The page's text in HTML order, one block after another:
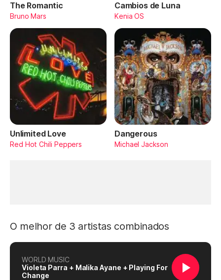
The Romantic
Bruno Mars
Cambios de Luna
Kenia OS
Unlimited Love
Red Hot Chili Peppers
Dangerous
Michael Jackson
O melhor de 3 artistas combinados
WORLD MUSIC
Violeta Parra + Malika Ayane + Playing For
Change